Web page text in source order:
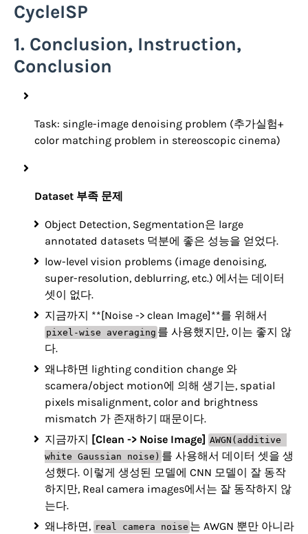
CycleISP
1. Conclusion, Instruction,
Conclusion
Task: single-image denoising problem (추가실험+
color matching problem in stereoscopic cinema)
Dataset 부족 문제
Object Detection, Segmentation은 large
annotated datasets 덕분에 좋은 성능을 얻었다.
low-level vision problems (image denoising,
super-resolution, deblurring, etc.) 에서는 데이터
셋이 없다.
지금까지 **[Noise -> clean Image]**를 위해서
pixel-wise averaging 를 사용했지만, 이는 좋지 않
다.
왜냐하면 lighting condition change 와
scamera/object motion에 의해 생기는, spatial
pixels misalignment, color and brightness
mismatch 가 존재하기 때문이다.
지금까지
[Clean -> Noise Image] AWGN(additive
white Gaussian noise) 를 사용해서 데이터 셋을 생
성했다. 이렇게 생성된 모델에 CNN 모델이 잘 동작
하지만, Real camera images에서는 잘 동작하지 않
는다.
왜냐하면, real camera noise 는 AWGN 뿐만 아니라